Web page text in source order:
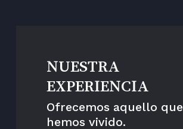
NUESTRA
EXPERIENCIA
Ofrecemos aquello que
hemos vivido.